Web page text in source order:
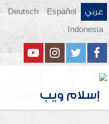
عربي Español
Deutsch
Indonesia